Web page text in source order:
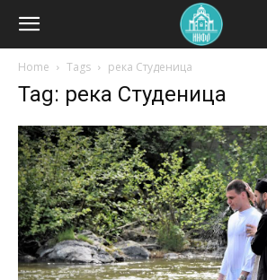
Home Tags река Студеница
Tag: река Студеница